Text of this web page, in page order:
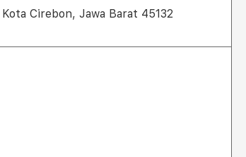
Cirebon, Jawa Barat 45132